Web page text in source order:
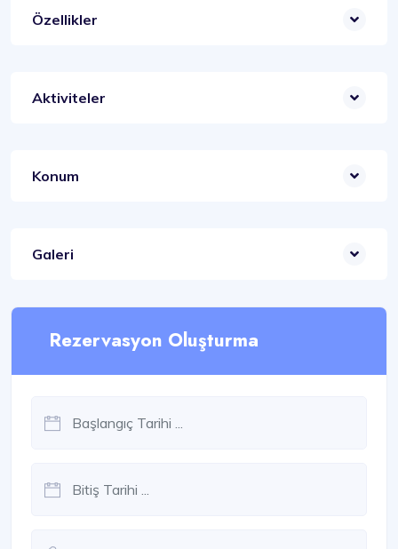
Özellikler
Aktiviteler
Konum
Galeri
Rezervasyon Oluşturma